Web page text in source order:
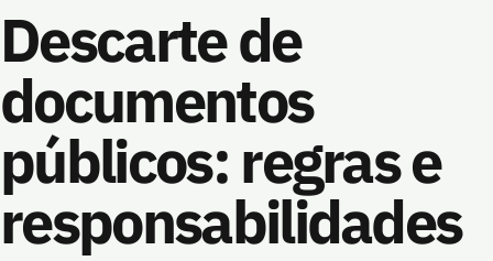
Descarte de
documentos
públicos: regras e
responsabilidades